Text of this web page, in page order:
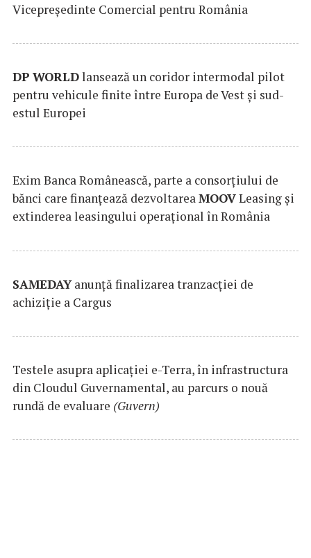
Vicepreședinte Comercial pentru România
DP WORLDlansează un coridor intermodal pilot
pentru vehicule finite între Europa de Vest și sud-
estul Europei
Exim Banca Românească, parte a consorțiului de
bănci care finanțează dezvoltareaMOOVLeasing și
extinderea leasingului operațional în România
SAMEDAYanunță finalizarea tranzacției de
achiziție a Cargus
Testele asupra aplicaţiei e-Terra, în infrastructura
din Cloudul Guvernamental, au parcurs o nouă
rundă de evaluare (Guvern)